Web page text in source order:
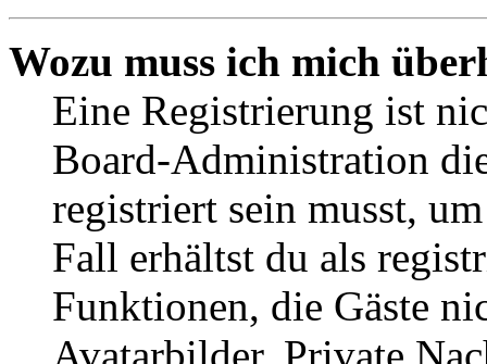
Wozu muss ich mich
Eine Registrierung ist
Board-Administration
registriert sein musst,
Fall erhältst du als
Funktionen, die Gäste
Avatarbilder, Private